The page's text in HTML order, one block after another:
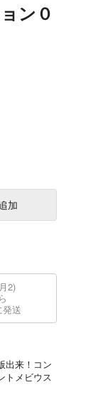
ン０
加
2)
発送
出来！コン
トメビウス